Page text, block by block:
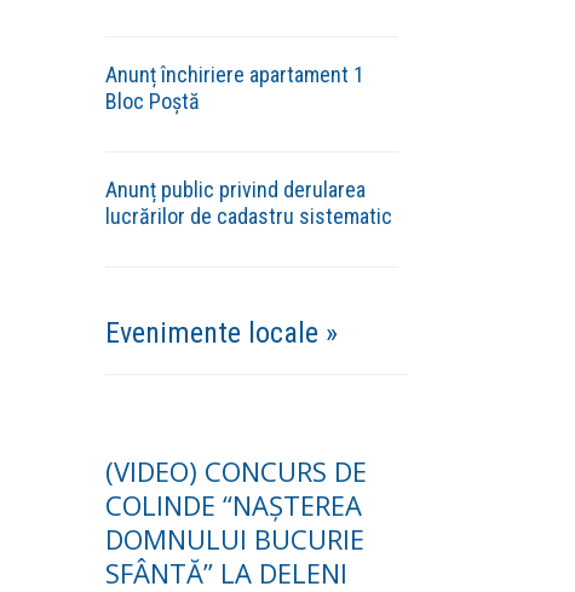
Anunț închiriere apartament 1
Bloc Poștă
Anunț public privind derularea
lucrărilor de cadastru sistematic
Evenimente locale »
(VIDEO) CONCURS DE
COLINDE “NAȘTEREA
DOMNULUI BUCURIE
SFÂNTĂ” LA DELENI